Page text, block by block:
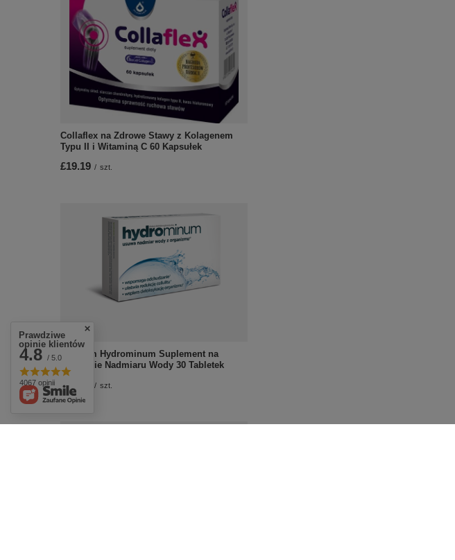
Collaflex na Zdrowe Stawy z Kolagenem
Typu II i Witaminą C 60 Kapsułek
£19.19 / szt.
Aflofarm Hydrominum Suplement na
Usuwanie Nadmiaru Wody 30 Tabletek
£12.49 / szt.
Prawdziwe
opinie klientów
4.8 / 5.0
4067 opinii